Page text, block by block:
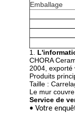
Emballage
1.
CHORA
2004, exporté
Produits
Taille :
Le mur
Service de
• Votre